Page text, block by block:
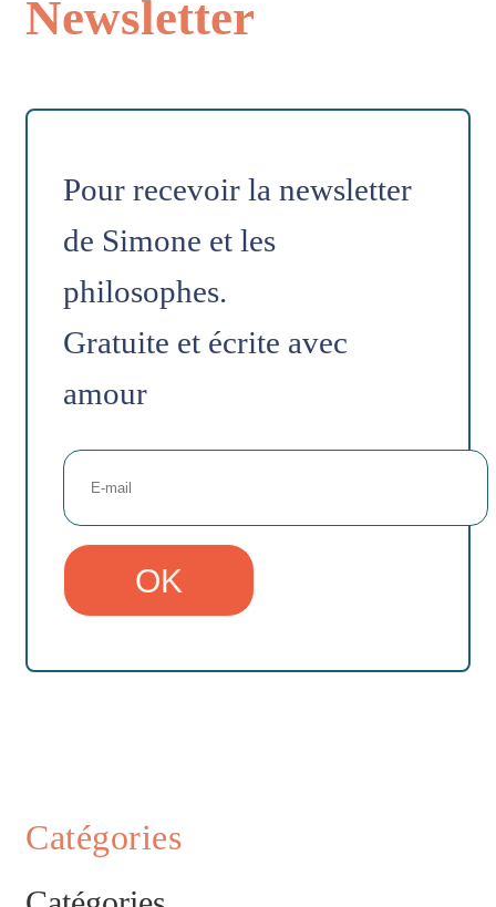
Newsletter
Pour recevoir la newsletter
de Simone et les
philosophes.
Gratuite et écrite avec
amour
Catégories